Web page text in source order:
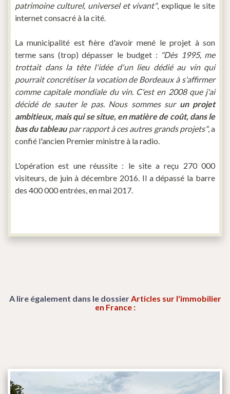
patrimoine culturel, universel et vivant", explique le site
internet consacré à la cité.
La municipalité est fière d'avoir mené le projet à son
terme sans (trop) dépasser le budget : "Dès 1995, me
trottait dans la tête l'idée d'un lieu dédié au vin qui
pourrait concrétiser la vocation de Bordeaux à s'affirmer
comme capitale mondiale du vin. C'est en 2008 que j'ai
décidé de sauter le pas. Nous sommes sur un projet
ambitieux, mais qui se situe, en matière de coût, dans le
bas du tableaupar rapport à ces autres grands projets", a
confié l'ancien Premier ministre à la radio.
L'opération est une réussite : le site a reçu 270 000
visiteurs, de juin à décembre 2016. Il a dépassé la barre
des 400 000 entrées, en mai 2017.
A lire également dans le dossierArticles sur l'immobilier
en France :